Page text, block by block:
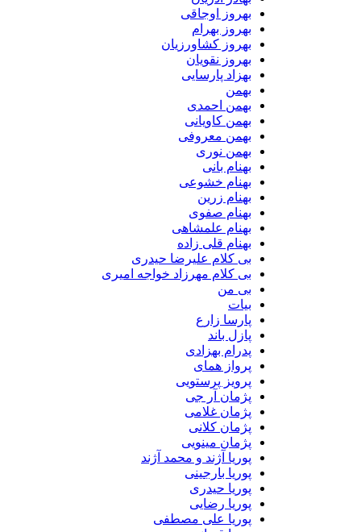
بهروز اوجاقی
بهروز بهرام
بهروز کشاورزیان
بهروز نقویان
بهزاد پارسایی
بهمن
بهمن احمدی
بهمن کاویانی
بهمن معروفی
بهمن نوری
بهنام بانی
بهنام خشوعی
بهنام زرین
بهنام صفوی
بهنام علمشاهی
بهنام قلی زاده
بی کلام علیرضا حیدری
بی کلام مهرزاد خواجه امیری
بی من
بیات
پارسا زارع
پازل باند
پدرام بهزادی
پرواز همای
پرویز پرستویی
پژمان آر جی
پژمان غلامی
پژمان کلانی
پژمان مینویی
پوریا آژند و محمد آژند
پوریا بارجینی
پوریا حیدری
پوریا رضایی
پوریا علی مصطفی